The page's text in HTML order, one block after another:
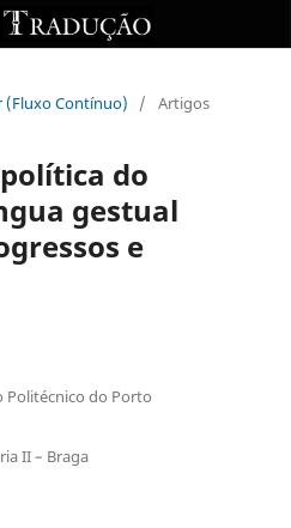
(Fluxo Contínuo)
/ Artigos
do
gestual
e
Politécnico do Porto
II – Braga